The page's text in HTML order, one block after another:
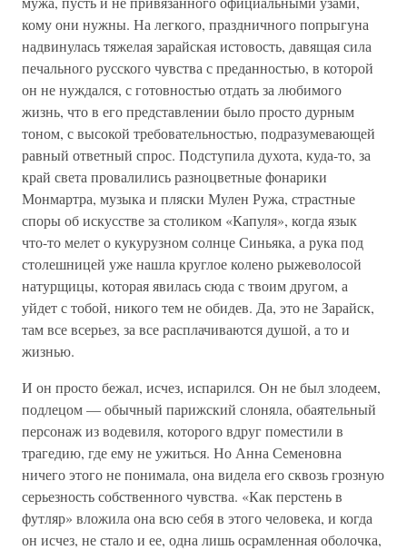
кому они нужны. На легкого, праздничного попрыгуна
надвинулась тяжелая зарайская истовость, давящая сила
печального русского чувства с преданностью, в которой
он не нуждался, с готовностью отдать за любимого
жизнь, что в его представлении было просто дурным
тоном, с высокой требовательностью, подразумевающей
равный ответный спрос. Подступила духота, куда-то, за
край света провалились разноцветные фонарики
Монмартра, музыка и пляски Мулен Ружа, страстные
споры об искусстве за столиком «Капуля», когда язык
что-то мелет о кукурузном солнце Синьяка, а рука под
столешницей уже нашла круглое колено рыжеволосой
натурщицы, которая явилась сюда с твоим другом, а
уйдет с тобой, никого тем не обидев. Да, это не Зарайск,
там все всерьез, за все расплачиваются душой, а то и
жизнью.
И он просто бежал, исчез, испарился. Он не был злодеем,
подлецом — обычный парижский слоняла, обаятельный
персонаж из водевиля, которого вдруг поместили в
трагедию, где ему не ужиться. Но Анна Семеновна
ничего этого не понимала, она видела его сквозь грозную
серьезность собственного чувства. «Как перстень в
футляр» вложила она всю себя в этого человека, и когда
он исчез, не стало и ее, одна лишь осрамленная оболочка,